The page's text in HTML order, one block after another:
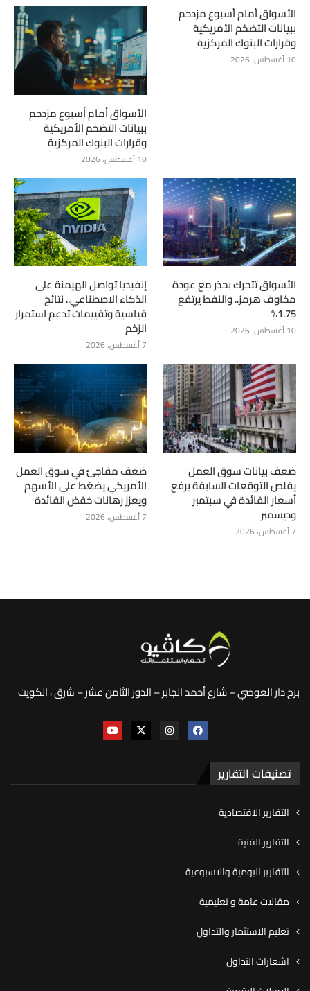
الأسواق أمام أسبوع مزدحم
ببيانات التضخم الأمريكية
وقرارات البنوك المركزية
10 أغسطس، 2026
الأسواق أمام أسبوع مزدحم
ببيانات التضخم الأمريكية
وقرارات البنوك المركزية
10 أغسطس، 2026
الأسواق تتحرك بحذر مع عودة
مخاوف هرمز.. والنفط يرتفع
1.75%
10 أغسطس، 2026
إنفيديا تواصل الهيمنة على
الذكاء الاصطناعي.. نتائج
قياسية وتقييمات تدعم استمرار
الزخم
7 أغسطس، 2026
ضعف بيانات سوق العمل
يقلص التوقعات السابقة برفع
أسعار الفائدة في سبتمبر
وديسمبر
7 أغسطس، 2026
ضعف مفاجئ في سوق العمل
الأمريكي يضغط على الأسهم
ويعزز رهانات خفض الفائدة
7 أغسطس، 2026
برج دار العوضي – شارع أحمد الجابر – الدور الثامن عشر – شرق ، الكويت
تصنيفات التقارير
التقارير الاقتصادية
التقارير الفنية
التقارير اليومية والاسبوعية
مقالات عامة و تعليمية
تعليم الاستثمار والتداول
اشعارات التداول